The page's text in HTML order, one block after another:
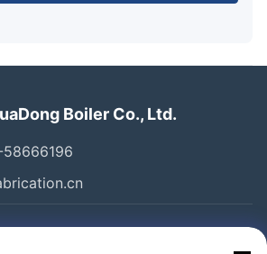
Boiler Co., Ltd.